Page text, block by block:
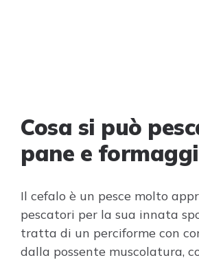
Cosa si può
pane e
Il cefalo è un pesce molto
pescatori per la sua innata
tratta di un perciforme con
dalla possente muscolatura,